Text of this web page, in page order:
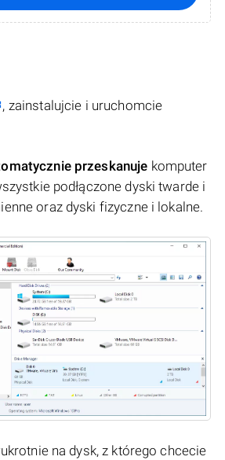
, zainstalujcie i uruchomcie
przeskanuje komputer
podłączone dyski twarde i
oraz dyski fizyczne i lokalne.
na dysk, z którego chcecie